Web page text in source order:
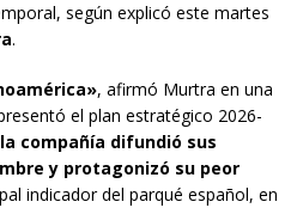
según explicó este martes
.
, afirmó Murtra en una
el plan estratégico 2026-
la compañía difundió sus
y protagonizó su peor
indicador del parqué español, en